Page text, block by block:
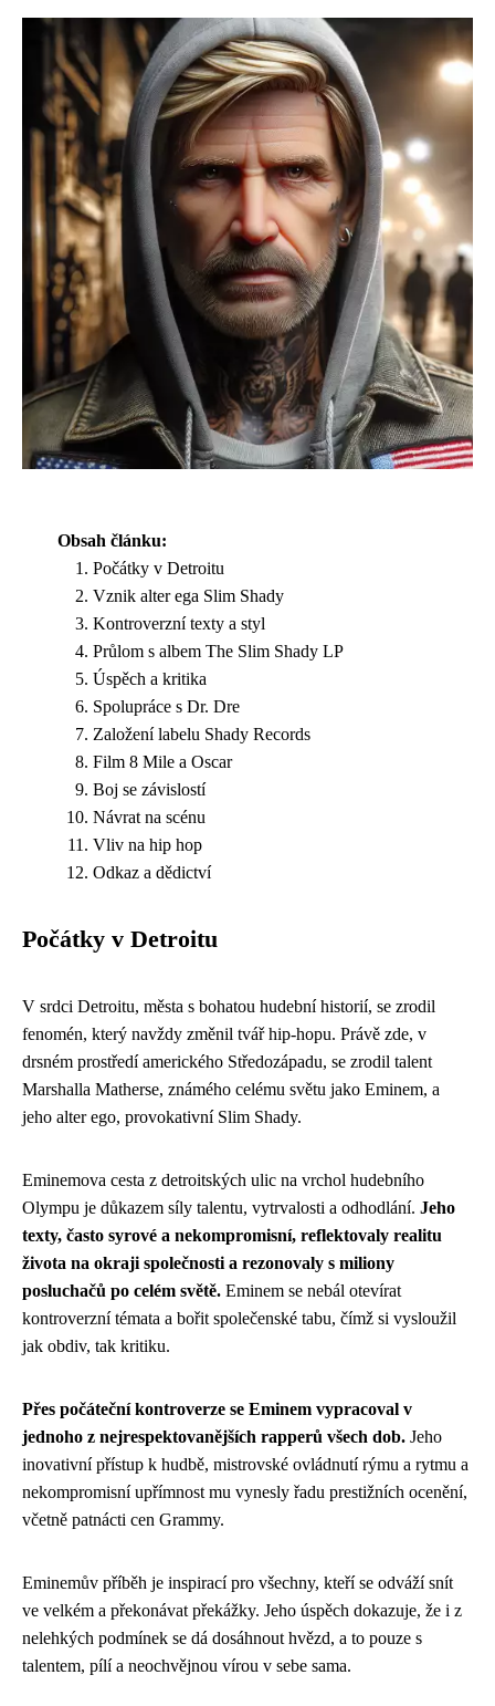
Obsah článku:
Počátky v Detroitu
Vznik alter ega Slim Shady
Kontroverzní texty a styl
Průlom s albem The Slim Shady LP
Úspěch a kritika
Spolupráce s Dr. Dre
Založení labelu Shady Records
Film 8 Mile a Oscar
Boj se závislostí
Návrat na scénu
Vliv na hip hop
Odkaz a dědictví
Počátky v Detroitu
V srdci Detroitu, města s bohatou hudební historií, se zrodil
fenomén, který navždy změnil tvář hip-hopu. Právě zde, v
drsném prostředí amerického Středozápadu, se zrodil talent
Marshalla Matherse, známého celému světu jako Eminem, a
jeho alter ego, provokativní Slim Shady.
Eminemova cesta z detroitských ulic na vrchol hudebního
Olympu je důkazem síly talentu, vytrvalosti a odhodlání. Jeho
texty, často syrové a nekompromisní, reflektovaly realitu
života na okraji společnosti a rezonovaly s miliony
posluchačů po celém světě. Eminem se nebál otevírat
kontroverzní témata a bořit společenské tabu, čímž si vysloužil
jak obdiv, tak kritiku.
Přes počáteční kontroverze se Eminem vypracoval v
jednoho z nejrespektovanějších rapperů všech dob. Jeho
inovativní přístup k hudbě, mistrovské ovládnutí rýmu a rytmu a
nekompromisní upřímnost mu vynesly řadu prestižních ocenění,
včetně patnácti cen Grammy.
Eminemův příběh je inspirací pro všechny, kteří se odváží snít
ve velkém a překonávat překážky. Jeho úspěch dokazuje, že i z
nelehkých podmínek se dá dosáhnout hvězd, a to pouze s
talentem, pílí a neochvějnou vírou v sebe sama.